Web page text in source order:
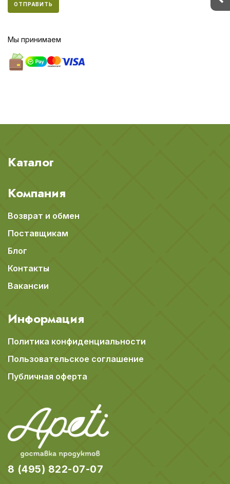
ОТПРАВИТЬ
Мы принимаем
Каталог
Компания
Возврат и обмен
Поставщикам
Блог
Контакты
Вакансии
Информация
Политика конфиденциальности
Пользовательское соглашение
Публичная оферта
8 (495) 822-07-07